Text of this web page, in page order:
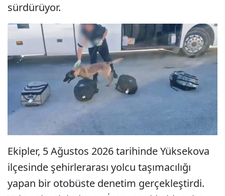
sürdürüyor.
Ekipler, 5 Ağustos 2026 tarihinde Yüksekova
ilçesinde şehirlerarası yolcu taşımacılığı
yapan bir otobüste denetim gerçekleştirdi.